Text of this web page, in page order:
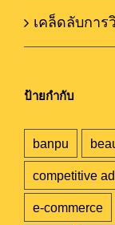
เคล็ดลับการ
ป้ายกำกับ
banpu
competitive
e-commerce